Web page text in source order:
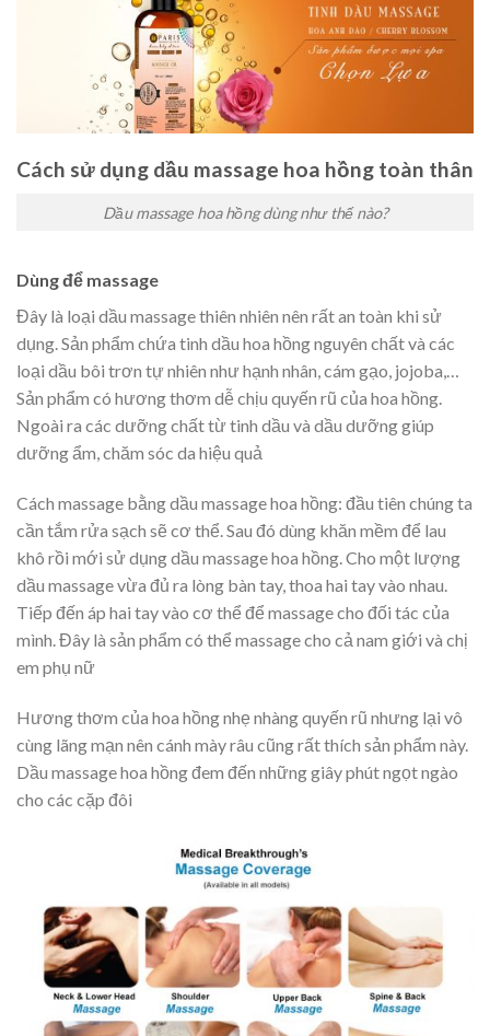
Cách sử dụng dầu massage hoa hồng toàn thân
Dầu massage hoa hồng dùng như thế nào?
Dùng để massage
Đây là loại dầu massage thiên nhiên nên rất an toàn khi sử
dụng. Sản phẩm chứa tinh dầu hoa hồng nguyên chất và các
loại dầu bôi trơn tự nhiên như hạnh nhân, cám gạo, jojoba,…
Sản phẩm có hương thơm dễ chịu quyến rũ của hoa hồng.
Ngoài ra các dưỡng chất từ tinh dầu và dầu dưỡng giúp
dưỡng ẩm, chăm sóc da hiệu quả
Cách massage bằng dầu massage hoa hồng: đầu tiên chúng ta
cần tắm rửa sạch sẽ cơ thể. Sau đó dùng khăn mềm để lau
khô rồi mới sử dụng dầu massage hoa hồng. Cho một lượng
dầu massage vừa đủ ra lòng bàn tay, thoa hai tay vào nhau.
Tiếp đến áp hai tay vào cơ thể để massage cho đối tác của
mình. Đây là sản phẩm có thể massage cho cả nam giới và chị
em phụ nữ
Hương thơm của hoa hồng nhẹ nhàng quyến rũ nhưng lại vô
cùng lãng mạn nên cánh mày râu cũng rất thích sản phẩm này.
Dầu massage hoa hồng đem đến những giây phút ngọt ngào
cho các cặp đôi